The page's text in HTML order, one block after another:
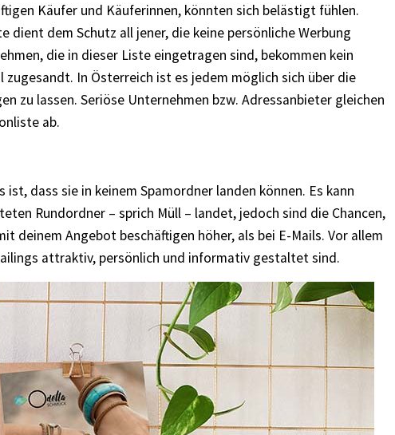
Käufer und Käuferinnen, könnten sich belästigt fühlen.
dient dem Schutz all jener, die keine persönliche Werbung
die in dieser Liste eingetragen sind, bekommen kein
In Österreich ist es jedem möglich sich über die
zu lassen. Seriöse Unternehmen bzw. Adressanbieter gleichen
ab.
dass sie in keinem Spamordner landen können. Es kann
Rundordner – sprich Müll – landet, jedoch sind die Chancen,
deinem Angebot beschäftigen höher, als bei E-Mails. Vor allem
attraktiv, persönlich und informativ gestaltet sind.